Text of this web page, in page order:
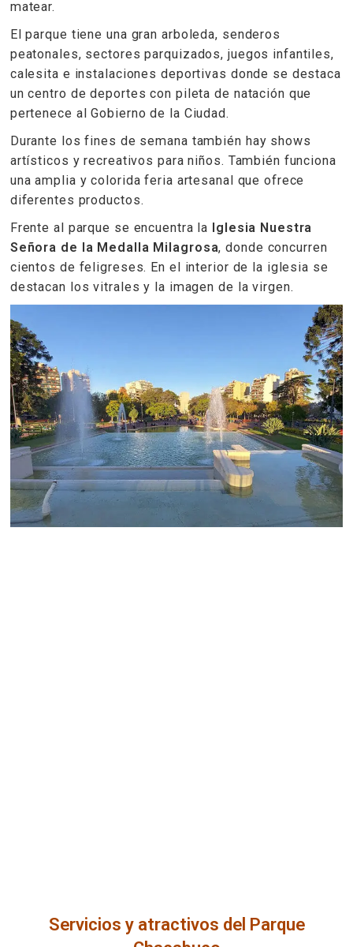
matear.
El parque tiene una gran arboleda, senderos
peatonales, sectores parquizados, juegos infantiles,
calesita e instalaciones deportivas donde se destaca
un centro de deportes con pileta de natación que
pertenece al Gobierno de la Ciudad.
Durante los fines de semana también hay shows
artísticos y recreativos para niños. También funciona
una amplia y colorida feria artesanal que ofrece
diferentes productos.
Frente al parque se encuentra la
Iglesia Nuestra
Señora de la Medalla Milagrosa, donde concurren
cientos de feligreses. En el interior de la iglesia se
destacan los vitrales y la imagen de la virgen.
Servicios y atractivos del Parque